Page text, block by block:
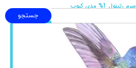
جستجو
سرم رتینول 1% مدی کیوب